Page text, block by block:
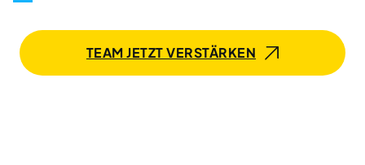
TEAM JETZT VERSTÄRKEN